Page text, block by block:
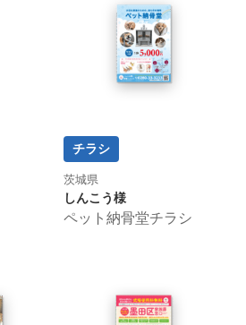
チラシ
茨城県
しんこう様
ペット納骨堂チラシ